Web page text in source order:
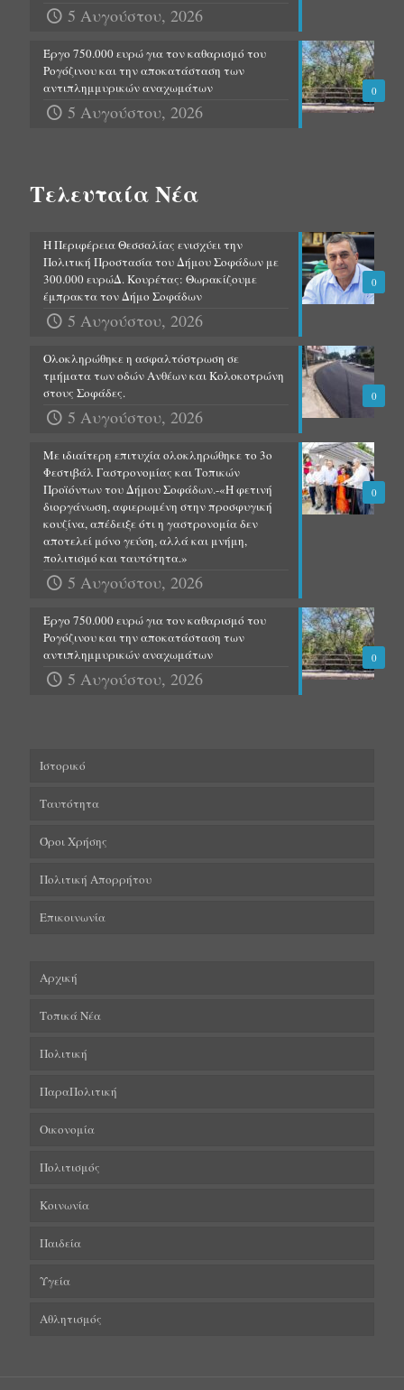
5 Αυγούστου, 2026
0
Έργο 750.000 ευρώ για τον καθαρισμό του
Ρογόζινου και την αποκατάσταση των
αντιπλημμυρικών αναχωμάτων
5 Αυγούστου, 2026
Τελευταία Νέα
0
Η Περιφέρεια Θεσσαλίας ενισχύει την
Πολιτική Προστασία του Δήμου Σοφάδων με
300.000 ευρώΔ. Κουρέτας: Θωρακίζουμε
έμπρακτα τον Δήμο Σοφάδων
5 Αυγούστου, 2026
0
Ολοκληρώθηκε η ασφαλτόστρωση σε
τμήματα των οδών Ανθέων και Κολοκοτρώνη
στους Σοφάδες.
5 Αυγούστου, 2026
0
Με ιδιαίτερη επιτυχία ολοκληρώθηκε το 3ο
Φεστιβάλ Γαστρονομίας και Τοπικών
Προϊόντων του Δήμου Σοφάδων.-«Η φετινή
διοργάνωση, αφιερωμένη στην προσφυγική
κουζίνα, απέδειξε ότι η γαστρονομία δεν
αποτελεί μόνο γεύση, αλλά και μνήμη,
πολιτισμό και ταυτότητα.»
5 Αυγούστου, 2026
0
Έργο 750.000 ευρώ για τον καθαρισμό του
Ρογόζινου και την αποκατάσταση των
αντιπλημμυρικών αναχωμάτων
5 Αυγούστου, 2026
Ιστορικό
Ταυτότητα
Όροι Χρήσης
Πολιτική Απορρήτου
Επικοινωνία
Αρχική
Τοπικά Νέα
Πολιτική
ΠαραΠολιτική
Οικονομία
Πολιτισμός
Κοινωνία
Παιδεία
Υγεία
Αθλητισμός